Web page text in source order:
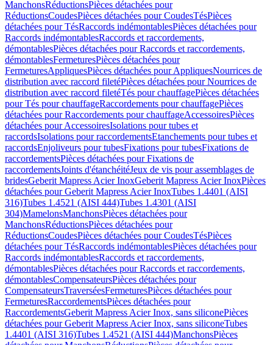
ManchonsRéductionsPièces détachées pour
RéductionsCoudesPièces détachées pour CoudesTésPièces
détachées pour TésRaccords indémontablesPièces détachées pour
Raccords indémontablesRaccords et raccordements,
démontablesPièces détachées pour Raccords et raccordements,
démontablesFermeturesPièces détachées pour
FermeturesAppliquesPièces détachées pour AppliquesNourrices de
distribution avec raccord filetéPièces détachées pour Nourrices de
distribution avec raccord filetéTés pour chauffagePièces détachées
pour Tés pour chauffageRaccordements pour chauffagePièces
détachées pour Raccordements pour chauffageAccessoiresPièces
détachées pour AccessoiresIsolations pour tubes et
raccordsIsolations pour raccordementsEtanchements pour tubes et
raccordsEnjoliveurs pour tubesFixations pour tubesFixations de
raccordementsPièces détachées pour Fixations de
raccordementsJoints d'étanchéitéJeux de vis pour assemblages de
bridesGeberit Mapress Acier InoxGeberit Mapress Acier InoxPièces
détachées pour Geberit Mapress Acier InoxTubes 1.4401 (AISI
316)Tubes 1.4521 (AISI 444)Tubes 1.4301 (AISI
304)MamelonsManchonsPièces détachées pour
ManchonsRéductionsPièces détachées pour
RéductionsCoudesPièces détachées pour CoudesTésPièces
détachées pour TésRaccords indémontablesPièces détachées pour
Raccords indémontablesRaccords et raccordements,
démontablesPièces détachées pour Raccords et raccordements,
démontablesCompensateursPièces détachées pour
CompensateursTraverséesFermeturesPièces détachées pour
FermeturesRaccordementsPièces détachées pour
RaccordementsGeberit Mapress Acier Inox, sans siliconePièces
détachées pour Geberit Mapress Acier Inox, sans siliconeTubes
1.4401 (AISI 316)Tubes 1.4521 (AISI 444)ManchonsPièces